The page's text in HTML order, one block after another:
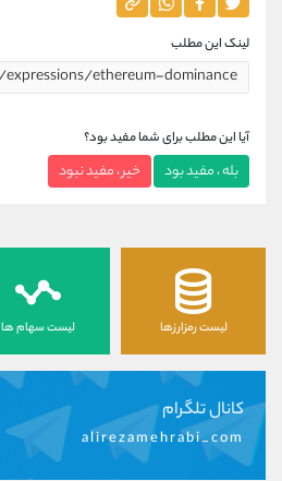
لینک این مطلب
آیا این مطلب برای شما مفید بود؟
بله ، مفید بود خیر ، مفید نبود
لیست رمزارزها لیست سهام ها
کانال تلگرام
alirezamehrabi_com